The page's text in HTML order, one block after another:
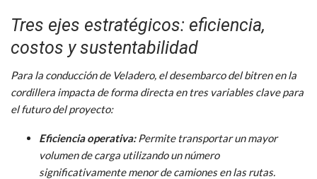
Tres ejes estratégicos: eficiencia,
costos y sustentabilidad
Para la conducción de Veladero, el desembarco del bitren en la
cordillera impacta de forma directa en tres variables clave para
el futuro del proyecto:
Eficiencia operativa:Permite transportar un mayor
volumen de carga utilizando un número
significativamente menor de camiones en las rutas.